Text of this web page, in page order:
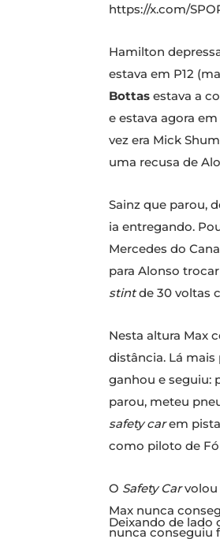
https://x.com/
Hamilton
estava em P12
Bottas estava a
e estava agora
vez era Mick
uma recusa de
Sainz que parou,
ia entregando.
Mercedes do
para Alonso
stintde 30 voltas
Nesta altura Max
distância. Lá
ganhou e seguiu:
parou, meteu
safety carem
como piloto de
O Safety Carvolou
Max nunca
nunca conseguiu
Deixando de lado